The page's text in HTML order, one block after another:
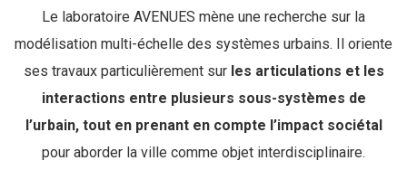
Le laboratoire AVENUES mène une recherche sur la
modélisation multi-échelle des systèmes urbains. Il oriente
ses travaux particulièrement sur les articulations et les
interactions entre plusieurs sous-systèmes de
l’urbain, tout en prenant en compte l’impact sociétal
pour aborder la ville comme objet interdisciplinaire.